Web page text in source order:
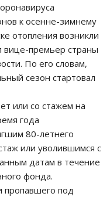
к осенне-зимнему
отопления возникли
вице-премьер страны
По его словам,
сезон стартовал
или со стажем на
года
80-летнего
или уволившимся с
датам в течение
фонда.
пропавшего под